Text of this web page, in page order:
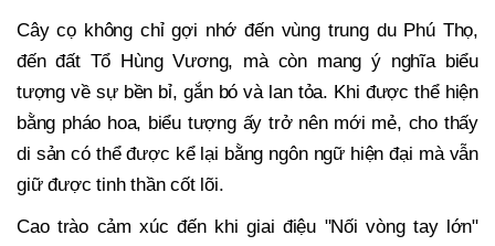
Cây cọ không chỉ gợi nhớ đến vùng trung du Phú Thọ,
đến đất Tổ Hùng Vương, mà còn mang ý nghĩa biểu
tượng về sự bền bỉ, gắn bó và lan tỏa. Khi được thể hiện
bằng pháo hoa, biểu tượng ấy trở nên mới mẻ, cho thấy
di sản có thể được kể lại bằng ngôn ngữ hiện đại mà vẫn
giữ được tinh thần cốt lõi.
Cao trào cảm xúc đến khi giai điệu "Nối vòng tay lớn"